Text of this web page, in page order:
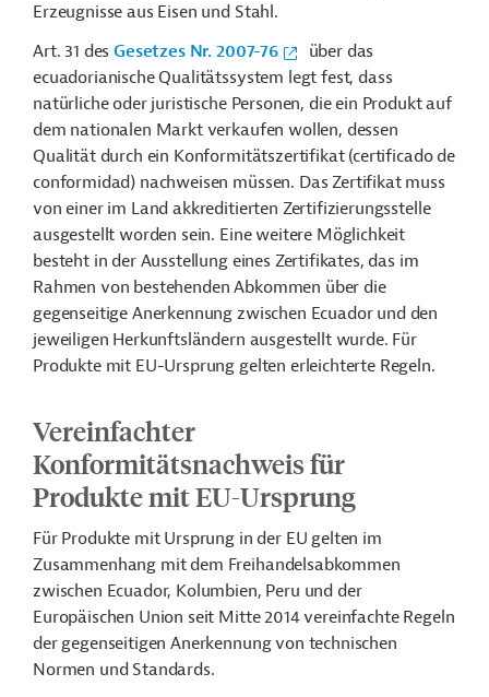
Erzeugnisse aus Eisen und Stahl.
Art. 31 desGesetzes Nr. 2007-76
über das
ecuadorianische Qualitätssystem legt fest, dass
natürliche oder juristische Personen, die ein Produkt auf
dem nationalen Markt verkaufen wollen, dessen
Qualität durch ein Konformitätszertifikat (certificado de
conformidad) nachweisen müssen. Das Zertifikat muss
von einer im Land akkreditierten Zertifizierungsstelle
ausgestellt worden sein. Eine weitere Möglichkeit
besteht in der Ausstellung eines Zertifikates, das im
Rahmen von bestehenden Abkommen über die
gegenseitige Anerkennung zwischen Ecuador und den
jeweiligen Herkunftsländern ausgestellt wurde. Für
Produkte mit EU-Ursprung gelten erleichterte Regeln.
Vereinfachter
Konformitätsnachweis für
Produkte mit EU-Ursprung
Für Produkte mit Ursprung in der EU gelten im
Zusammenhang mit dem Freihandelsabkommen
zwischen Ecuador, Kolumbien, Peru und der
Europäischen Union seit Mitte 2014 vereinfachte Regeln
der gegenseitigen Anerkennung von technischen
Normen und Standards.